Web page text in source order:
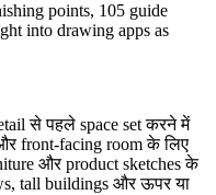
points, 105 guide
into drawing apps as
से पहले space set करने में
front-facing room के लिए
और product sketches के
tall buildings और ऊपर या